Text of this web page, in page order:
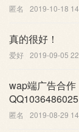
匿名 2019-10-18
真的很好！
爱好 2019-09-05
wap端广告合作
匿名 2019-08-29